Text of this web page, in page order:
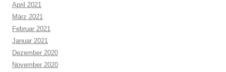
April 2021
März 2021
Februar 2021
Januar 2021
Dezember 2020
November 2020